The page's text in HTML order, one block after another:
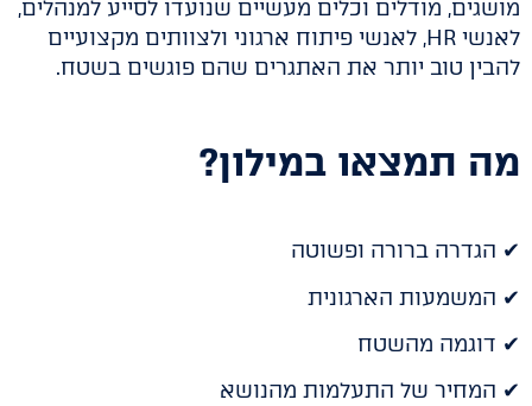
מושגים, מודלים וכלים מעשיים שנועדו לסייע למנהלים,
לאנשי HR, לאנשי פיתוח ארגוני ולצוותים מקצועיים
להבין טוב יותר את האתגרים שהם פוגשים בשטח.
מה תמצאו במילון?
✔ הגדרה ברורה ופשוטה
✔ המשמעות הארגונית
✔ דוגמה מהשטח
✔ המחיר של התעלמות מהנושא